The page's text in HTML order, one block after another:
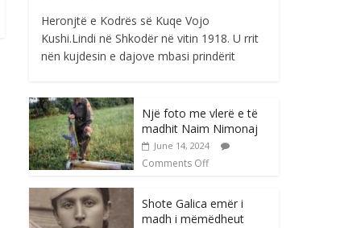
Heronjtë e Kodrës së Kuqe Vojo
Kushi.Lindi në Shkodër në vitin 1918. U rrit
nën kujdesin e dajove mbasi prindërit
Një foto me vlerë e të
madhit Naim Nimonaj
June 14, 2024
Comments Off
Shote Galica emër i
madh i mëmëdheut